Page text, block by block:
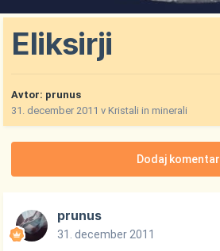
Eliksirji
Avtor: prunus
31. december 2011 vKristali in minerali
Dodaj komentar
prunus
31. december 2011